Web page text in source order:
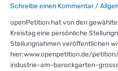
Schreibe einen Kommentar /
openPetition hat von den
Kreistag eine persönliche
Stellungnahmen veröffentlichen
hier:www.openpetition.de/
industrie-am-barockgarten-